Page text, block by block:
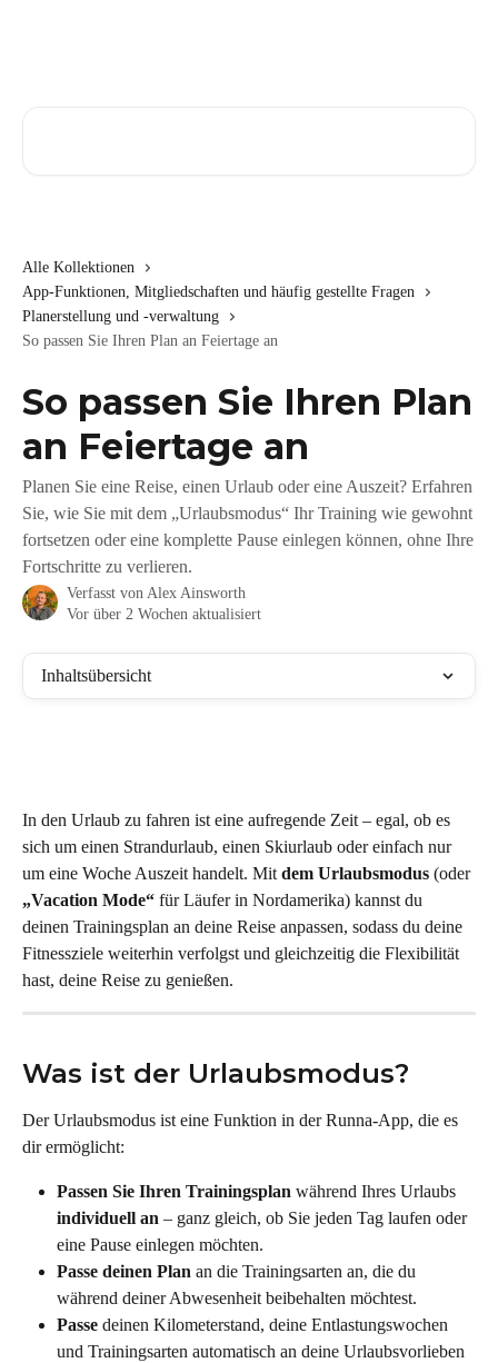
Alle Kollektionen
App-Funktionen, Mitgliedschaften und häufig gestellte Fragen
Planerstellung und -verwaltung
So passen Sie Ihren Plan an Feiertage an
So passen Sie Ihren Plan
an Feiertage an
Planen Sie eine Reise, einen Urlaub oder eine Auszeit? Erfahren
Sie, wie Sie mit dem „Urlaubsmodus“ Ihr Training wie gewohnt
fortsetzen oder eine komplette Pause einlegen können, ohne Ihre
Fortschritte zu verlieren.
Verfasst von Alex Ainsworth
Vor über 2 Wochen aktualisiert
Inhaltsübersicht
In den Urlaub zu fahren ist eine aufregende Zeit – egal, ob es
sich um einen Strandurlaub, einen Skiurlaub oder einfach nur
um eine Woche Auszeit handelt. Mit dem Urlaubsmodus (oder
„Vacation Mode“ für Läufer in Nordamerika) kannst du
deinen Trainingsplan an deine Reise anpassen, sodass du deine
Fitnessziele weiterhin verfolgst und gleichzeitig die Flexibilität
hast, deine Reise zu genießen.
Was ist der Urlaubsmodus?
Der Urlaubsmodus ist eine Funktion in der Runna-App, die es
dir ermöglicht:
Passen Sie Ihren Trainingsplan während Ihres Urlaubs
individuell an – ganz gleich, ob Sie jeden Tag laufen oder
eine Pause einlegen möchten.
Passe deinen Plan an die Trainingsarten an, die du
während deiner Abwesenheit beibehalten möchtest.
Passe deinen Kilometerstand, deine Entlastungswochen
und Trainingsarten automatisch an deine Urlaubsvorlieben